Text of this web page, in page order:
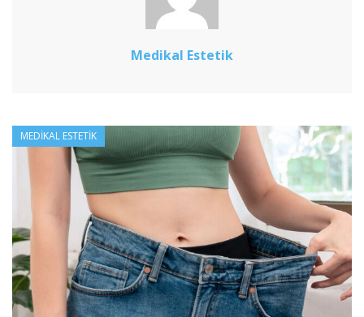
Medikal Estetik
MEDIKAL ESTETIK